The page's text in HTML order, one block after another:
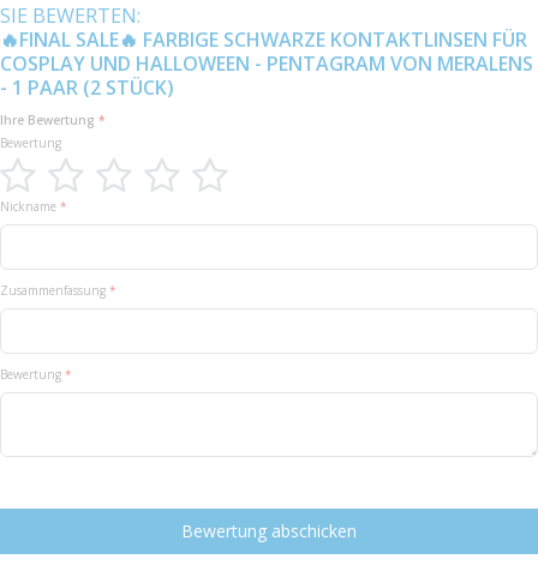
SIE BEWERTEN:
🔥FINAL SALE🔥 FARBIGE SCHWARZE KONTAKTLINSEN FÜR
COSPLAY UND HALLOWEEN - PENTAGRAM VON MERALENS
- 1 PAAR (2 STÜCK)
Ihre Bewertung
Bewertung
1
2
3
4
5Nickname
Zusammenfassung
Bewertung
Bewertung abschicken